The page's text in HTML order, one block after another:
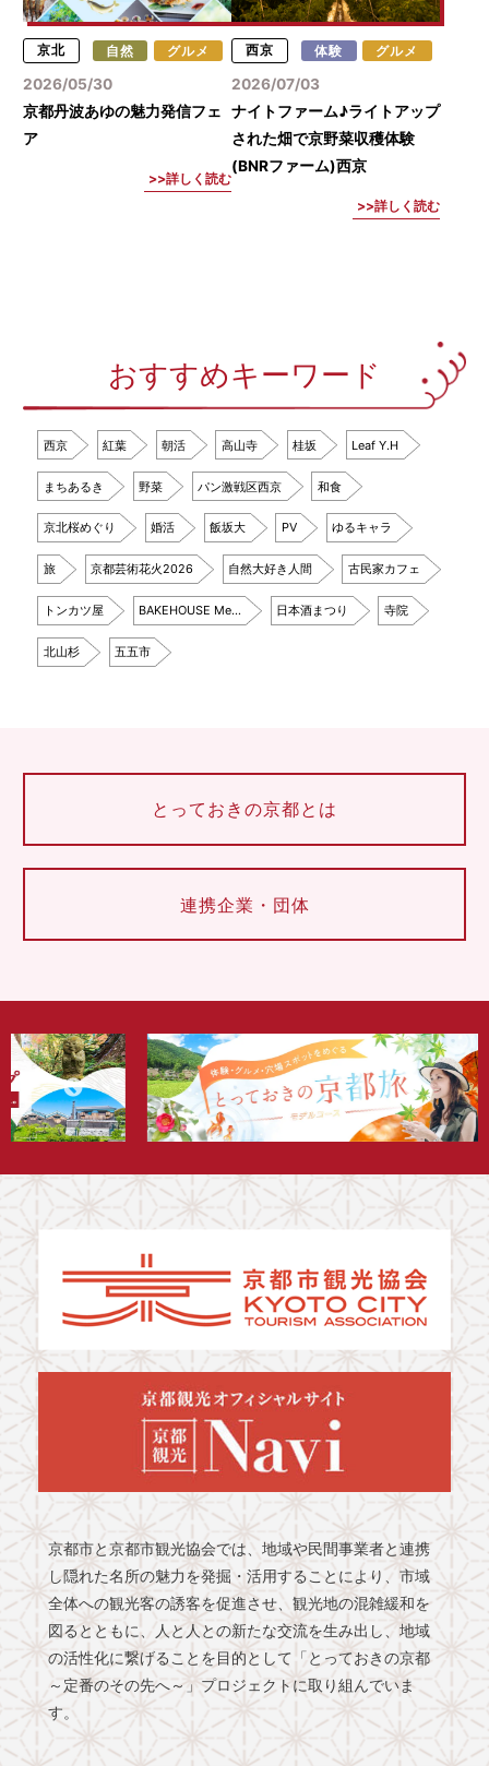
京北 自然 グルメ
2026/05/30
京都丹波あゆの魅力発信フェ
ア
詳しく読む
西京 体験 グルメ
2026/07/03
ナイトファーム♪ライトアップ
された畑で京野菜収穫体験
(BNRファーム)西京
詳しく読む
おすすめキーワード
西京 紅葉 朝活 高山寺 桂坂 Leaf Y.H
まちあるき 野菜 パン激戦区西京 和食
京北桜めぐり 婚活 飯坂大 PV ゆるキャラ
旅 京都芸術花火2026 自然大好き人間 古民家カフェ
トンカツ屋 BAKEHOUSE Me… 日本酒まつり 寺院
北山杉 五五市
とっておきの京都とは
連携企業・団体
京都市と京都市観光協会では、地域や民間事業者と連携
し隠れた名所の魅力を発掘・活用することにより、市域
全体への観光客の誘客を促進させ、観光地の混雑緩和を
図るとともに、人と人との新たな交流を生み出し、地域
の活性化に繋げることを目的として「とっておきの京都
～定番のその先へ～」プロジェクトに取り組んでいま
す。